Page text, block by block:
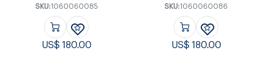
SKU:1060060085
US$ 180.00
SKU:1060060086
US$ 180.00